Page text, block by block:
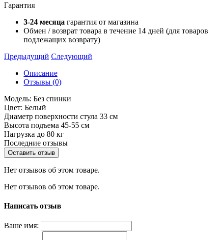
Гарантия
3-24 месяца гарантия от магазина
Обмен / возврат товара в течение 14 дней (для товаров
подлежащих возврату)
Предыдущий Следующий
Описание
Отзывы (0)
Модель: Без спинки
Цвет: Белый
Диаметр поверхности стула 33 см
Высота подъема 45-55 см
Нагрузка до 80 кг
Последние отзывы
Оставить отзыв
Нет отзывов об этом товаре.
Нет отзывов об этом товаре.
Написать отзыв
Ваше имя: